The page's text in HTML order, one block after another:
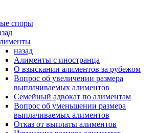
споры
назад
Алименты с иностранца
О взыскании алиментов за рубежом
Вопрос об увеличении размера
выплачиваемых алиментов
Семейный адвокат по алиментам
Вопрос об уменьшении размера
выплачиваемых алиментов
Отказ от выплаты алиментов